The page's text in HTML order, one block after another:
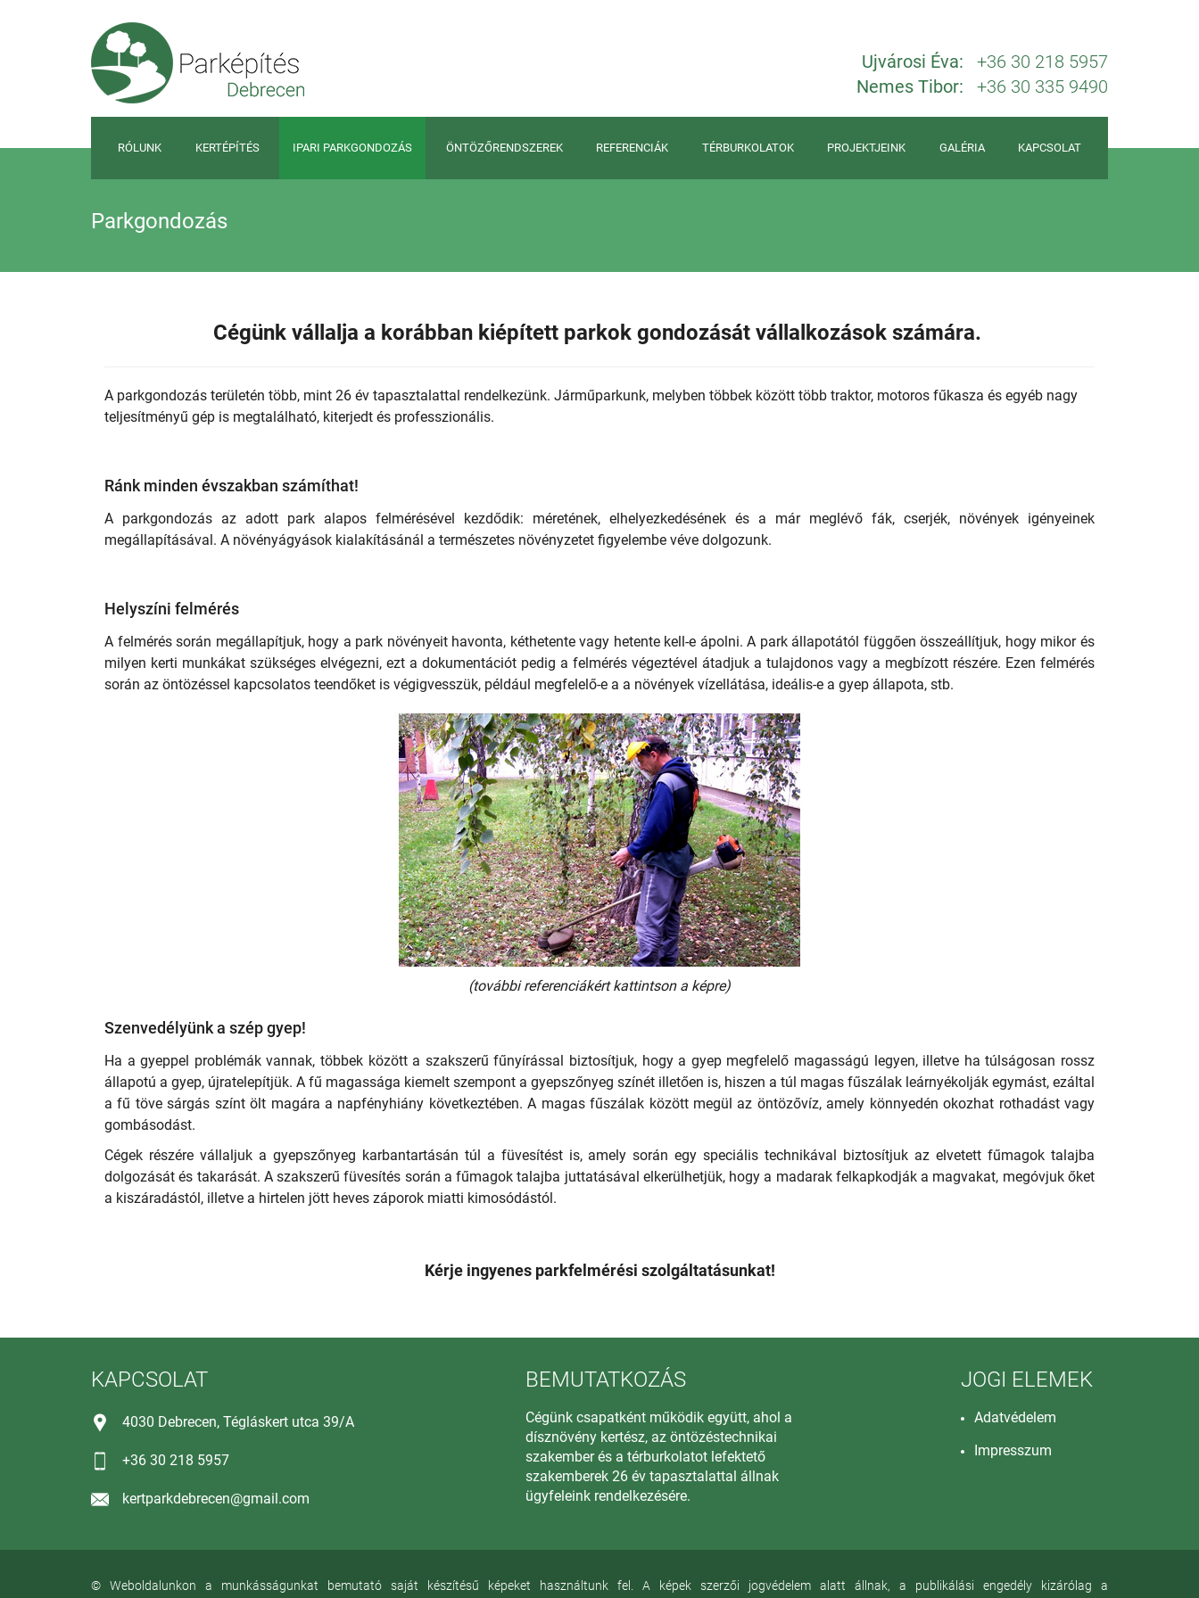
Ujvárosi Éva:
+36 30 218 5957
Nemes Tibor:
+36 30 335 9490
RÓLUNK KERTÉPÍTÉS IPARI PARKGONDOZÁS ÖNTÖZŐRENDSZEREK REFERENCIÁK TÉRBURKOLATOK PROJEKTJEINK GALÉRIA KAPCSOLAT
Parkgondozás
Cégünk vállalja a korábban kiépített parkok gondozását vállalkozások számára.
A parkgondozás területén több, mint 26 év tapasztalattal rendelkezünk. Járműparkunk, melyben többek között több traktor, motoros fűkasza és egyéb nagy
teljesítményű gép is megtalálható, kiterjedt és professzionális.
Ránk minden évszakban számíthat!
A parkgondozás az adott park alapos felmérésével kezdődik: méretének, elhelyezkedésének és a már meglévő fák, cserjék, növények igényeinek
megállapításával. A növényágyások kialakításánál a természetes növényzetet figyelembe véve dolgozunk.
Helyszíni felmérés
A felmérés során megállapítjuk, hogy a park növényeit havonta, kéthetente vagy hetente kell-e ápolni. A park állapotától függően összeállítjuk, hogy mikor és
milyen kerti munkákat szükséges elvégezni, ezt a dokumentációt pedig a felmérés végeztével átadjuk a tulajdonos vagy a megbízott részére. Ezen felmérés
során az öntözéssel kapcsolatos teendőket is végigvesszük, például megfelelő-e a a növények vízellátása, ideális-e a gyep állapota, stb.
(további referenciákért kattintson a képre)
Szenvedélyünk a szép gyep!
Ha a gyeppel problémák vannak, többek között a szakszerű fűnyírással biztosítjuk, hogy a gyep megfelelő magasságú legyen, illetve ha túlságosan rossz
állapotú a gyep, újratelepítjük. A fű magassága kiemelt szempont a gyepszőnyeg színét illetően is, hiszen a túl magas fűszálak leárnyékolják egymást, ezáltal
a fű töve sárgás színt ölt magára a napfényhiány következtében. A magas fűszálak között megül az öntözővíz, amely könnyedén okozhat rothadást vagy
gombásodást.
Cégek részére vállaljuk a gyepszőnyeg karbantartásán túl a füvesítést is, amely során egy speciális technikával biztosítjuk az elvetett fűmagok talajba
dolgozását és takarását. A szakszerű füvesítés során a fűmagok talajba juttatásával elkerülhetjük, hogy a madarak felkapkodják a magvakat, megóvjuk őket
a kiszáradástól, illetve a hirtelen jött heves záporok miatti kimosódástól.
Kérje ingyenes parkfelmérési szolgáltatásunkat!
KAPCSOLAT
4030 Debrecen, Tégláskert utca 39/A
+36 30 218 5957
kertparkdebrecen@gmail.com
BEMUTATKOZÁS
Cégünk csapatként működik együtt, ahol a
dísznövény kertész, az öntözéstechnikai
szakember és a térburkolatot lefektető
szakemberek 26 év tapasztalattal állnak
ügyfeleink rendelkezésére.
JOGI ELEMEK
Adatvédelem
Impresszum
© Weboldalunkon a munkásságunkat bemutató saját készítésű képeket használtunk fel. A képek szerzői jogvédelem alatt állnak, a publikálási engedély kizárólag a